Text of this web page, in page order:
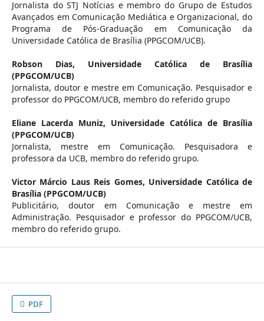
Jornalista do STJ Notícias e membro do Grupo de Estudos
Avançados em Comunicação Mediática e Organizacional, do
Programa de Pós-Graduação em Comunicação da
Universidade Católica de Brasília (PPGCOM/UCB).
Robson Dias, Universidade Católica de Brasília
(PPGCOM/UCB)
Jornalista, doutor e mestre em Comunicação. Pesquisador e
professor do PPGCOM/UCB, membro do referido grupo
Eliane Lacerda Muniz, Universidade Católica de Brasília
(PPGCOM/UCB)
Jornalista, mestre em Comunicação. Pesquisadora e
professora da UCB, membro do referido grupo.
Victor Márcio Laus Reis Gomes, Universidade Católica de
Brasília (PPGCOM/UCB)
Publicitário, doutor em Comunicação e mestre em
Administração. Pesquisador e professor do PPGCOM/UCB,
membro do referido grupo.
PDF